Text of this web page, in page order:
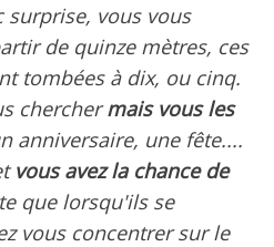
surprise, vous vous
de quinze mètres, ces
tombées à dix, ou cinq.
cherchermais vous les
anniversaire, une fête....
vous avez la chance de
que lorsqu'ils se
vous concentrer sur le